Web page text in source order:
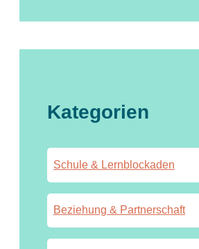
Kategorien
Schule & Lernblockaden
Beziehung & Partnerschaft